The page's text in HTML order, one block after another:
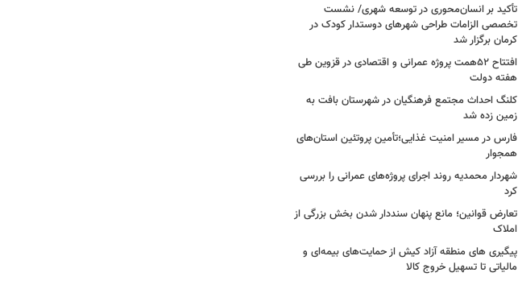
تأکید بر انسان‌محوری در توسعه شهری/ نشست
تخصصی الزامات طراحی شهرهای دوستدار کودک در
کرمان برگزار شد
افتتاح ۵۲همت پروژه عمرانی و اقتصادی در قزوین طی
هفته دولت
کلنگ احداث مجتمع فرهنگیان در شهرستان بافت به
زمین زده شد
فارس در مسیر امنیت غذایی؛تأمین‌ پروتئین استان‌های
همجوار
شهردار محمدیه روند اجرای پروژه‌های عمرانی را بررسی
کرد
تعارض قوانین؛ مانع پنهان سنددار شدن بخش بزرگی از
املاک
پیگیری های منطقه آزاد کیش از حمایت‌های بیمه‌ای و
مالیاتی تا تسهیل خروج کالا